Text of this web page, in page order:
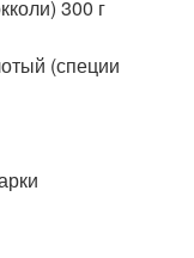
300 г
(специи